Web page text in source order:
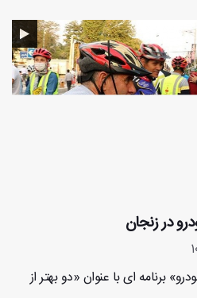
در زنجان
برنامه ای با عنوان «دو بهتر از